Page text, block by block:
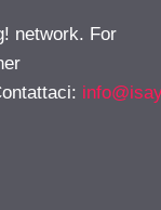
network. For
: